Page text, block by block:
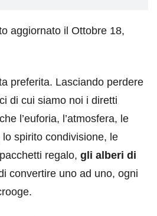
aggiornato il Ottobre 18,
preferita. Lasciando perdere
di cui siamo noi i diretti
l’euforia, l’atmosfera, le
spirito condivisione, le
regalo, gli alberi di
convertire uno ad uno, ogni